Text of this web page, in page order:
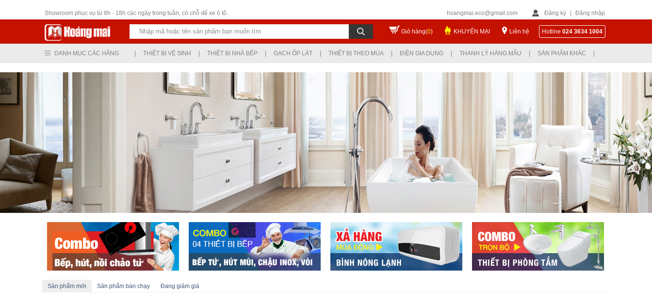
Showroom phục vụ từ 8h - 18h các ngày trong tuần, có chỗ để xe ô tô.
hoangmai.eco@gmail.com Đăng ký Đăng nhập
Giỏ hàng(0) KHUYẾN MẠI Liên hệ Hotline 024 3634 1004
DANH MỤC CÁC HÃNG THIẾT BỊ VỆ SINH THIẾT BỊ NHÀ BẾP GẠCH ỐP LÁT THIẾT BỊ THEO MÙA ĐIỆN GIA DỤNG THANH LÝ HÀNG MẪU SẢN PHẨM KHÁC
Sản phẩm mới Sản phẩm bán chạy Đang giảm giá